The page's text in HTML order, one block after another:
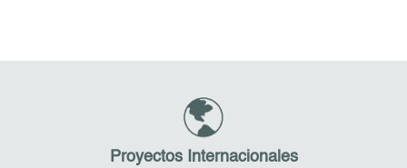
Proyectos Internacionales